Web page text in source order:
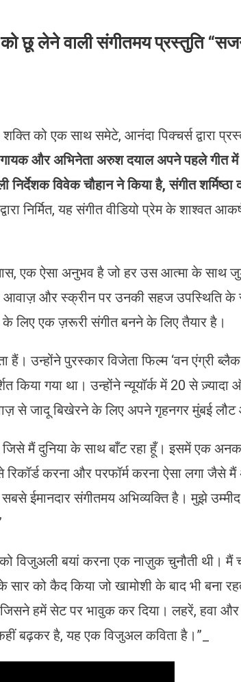
छू लेने वाली संगीतमय प्रस्तुति
को एक साथ समेटे, आनंदा पिक्चर्स द्वारा
गायक और अभिनेता अरुश दयाल अपने पहले गीत में
निर्देशक विवेक चौहान ने किया है, संगीत शर्मिष्ठा
निर्मित, यह संगीत वीडियो प्रेम के शाश्वत
एक ऐसा अनुभव है जो हर उस आत्मा के साथ
आवाज़ और स्क्रीन पर उनकी सहज उपस्थिति के
लिए एक ज़रूरी संगीत बनने के लिए तैयार है।
उन्होंने पुरस्कार विजेता फिल्म ‘वन एंग्री
किया गया था। उन्होंने न्यूयॉर्क में 20 से
से जादू बिखेरने के लिए अपने गृहनगर मुंबई
मैं दुनिया के साथ बाँट रहा हूँ। इसमें एक
करना और परफॉर्म करना ऐसा लगा जैसे मैं
ईमानदार संगीतमय अभिव्यक्ति है। मुझे
विजुअली बयां करना एक नाज़ुक चुनौती थी। मैं
सार को कैद किया जो खामोशी के बाद भी बना
हमें सेट पर भावुक कर दिया। लहरें, हवा
बढ़कर है, यह एक विजुअल कविता है।”_